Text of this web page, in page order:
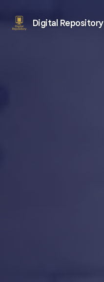
Digital Repository